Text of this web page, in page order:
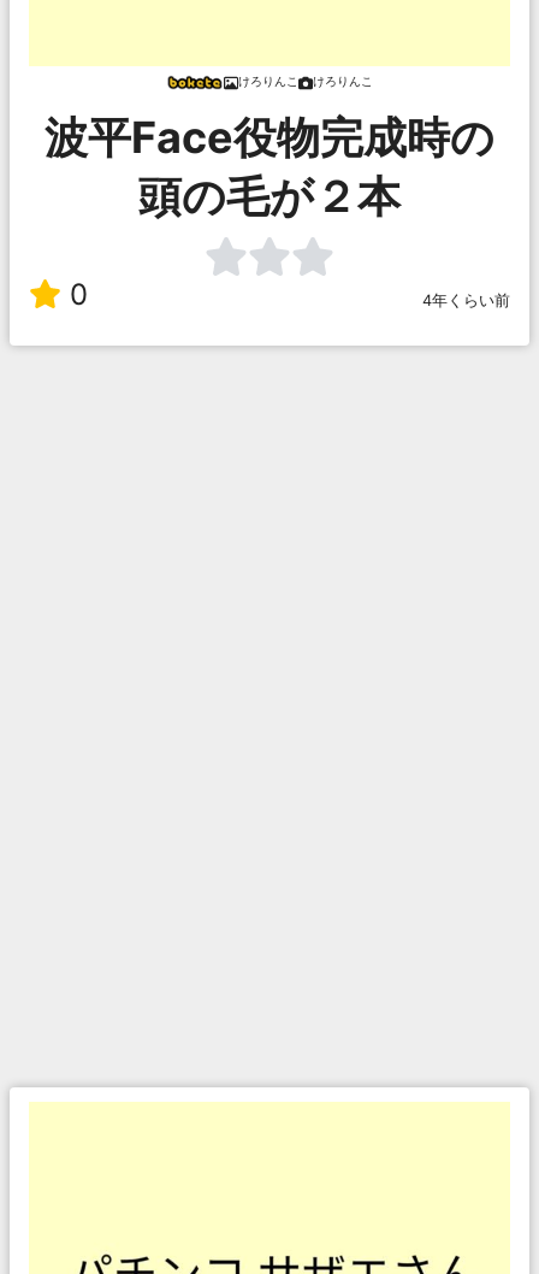
けろりんこ けろりんこ
波平Face役物完成時の
頭の毛が２本
0 4年くらい前